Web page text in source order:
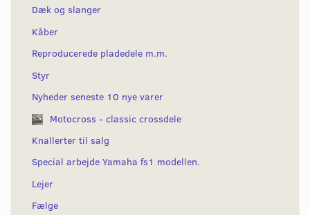
Dæk og slanger
Kåber
Reproducerede pladedele m.m.
Styr
Nyheder seneste 10 nye varer
Motocross - classic crossdele
Knallerter til salg
Special arbejde Yamaha fs1 modellen.
Lejer
Fælge